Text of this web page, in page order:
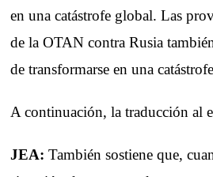
en una catástrofe global. Las
de la OTAN contra Rusia
de transformarse en una
A continuación, la traducción al
JEA: También sostiene que,